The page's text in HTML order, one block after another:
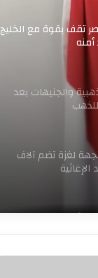
تقف بقوة مع الخليج
والجنيهات بعد
الـ95 المتجهة لغزة تضم آلاف
الأسعار وتغيير
غير صحيح